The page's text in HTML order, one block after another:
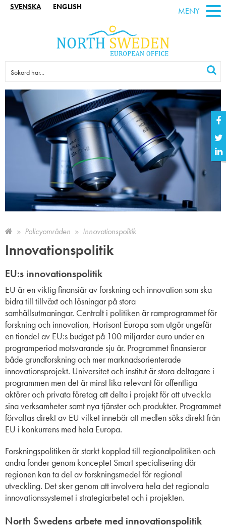
SVENSKA ENGLISH MENY
Policyområden Innovationspolitik
Innovationspolitik
EU:s innovationspolitik
EU är en viktig finansiär av forskning och innovation som ska
bidra till tillväxt och lösningar på stora
samhällsutmaningar. Centralt i politiken är ramprogrammet för
forskning och innovation, Horisont Europa som utgör ungefär
en tiondel av EU:s budget på 100 miljarder euro under en
programperiod motsvarande sju år. Programmet finansierar
både grundforskning och mer marknadsorienterade
innovationsprojekt. Universitet och institut är stora deltagare i
programmen men det är minst lika relevant för offentliga
aktörer och privata företagattdelta i projekt för att utveckla
sinaverksamhetersamt nya tjänster och produkter. Programmet
förvaltas direkt av EU vilket innebär att medlen söks direkt från
EU i konkurrens med hela Europa.
Forskningspolitiken är starkt kopplad till regionalpolitiken och
andra fonder genom konceptet Smart specialisering där
regionen kan ta del av forskningsmedel för regional
utveckling. Det sker genom att involvera hela det regionala
innovationssystemet i strategiarbetet och i projekten.
North Swedens arbete med innovationspolitik